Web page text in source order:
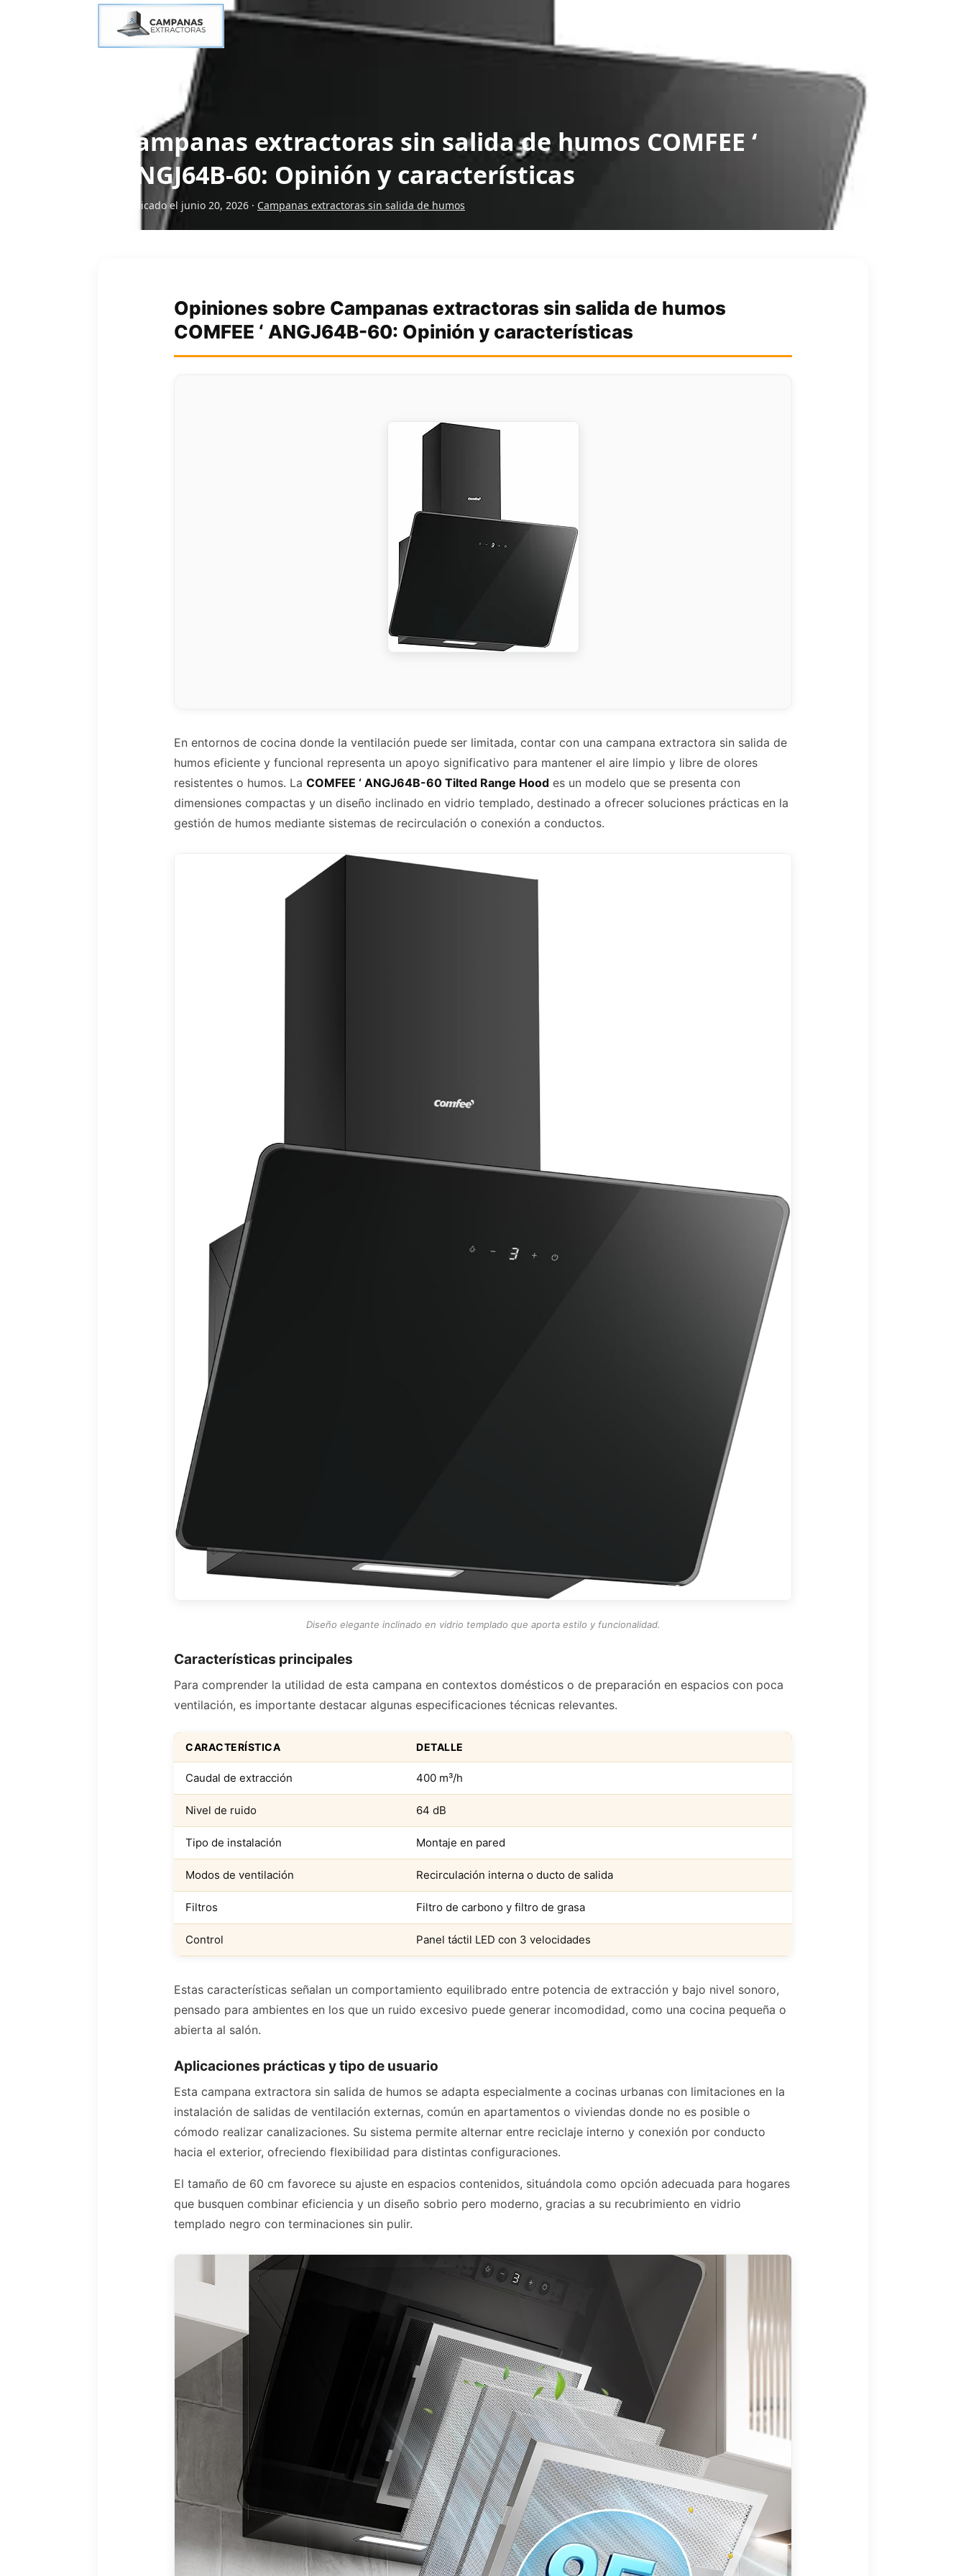
Campanas extractoras sin salida de humos COMFEE ‘
ANGJ64B-60: Opinión y características
Publicado el junio 20, 2026 · Campanas extractoras sin salida de humos
Opiniones sobre Campanas extractoras sin salida de humos
COMFEE ‘ ANGJ64B-60: Opinión y características
En entornos de cocina donde la ventilación puede ser limitada, contar con una campana extractora sin salida de
humos eficiente y funcional representa un apoyo significativo para mantener el aire limpio y libre de olores
resistentes o humos. La COMFEE ‘ ANGJ64B-60 Tilted Range Hood es un modelo que se presenta con
dimensiones compactas y un diseño inclinado en vidrio templado, destinado a ofrecer soluciones prácticas en la
gestión de humos mediante sistemas de recirculación o conexión a conductos.
Diseño elegante inclinado en vidrio templado que aporta estilo y funcionalidad.
Características principales
Para comprender la utilidad de esta campana en contextos domésticos o de preparación en espacios con poca
ventilación, es importante destacar algunas especificaciones técnicas relevantes.
CARACTERÍSTICA DETALLE
Caudal de extracción 400 m³/h
Nivel de ruido 64 dB
Tipo de instalación Montaje en pared
Modos de ventilación Recirculación interna o ducto de salida
Filtros Filtro de carbono y filtro de grasa
Control Panel táctil LED con 3 velocidades
Estas características señalan un comportamiento equilibrado entre potencia de extracción y bajo nivel sonoro,
pensado para ambientes en los que un ruido excesivo puede generar incomodidad, como una cocina pequeña o
abierta al salón.
Aplicaciones prácticas y tipo de usuario
Esta campana extractora sin salida de humos se adapta especialmente a cocinas urbanas con limitaciones en la
instalación de salidas de ventilación externas, común en apartamentos o viviendas donde no es posible o
cómodo realizar canalizaciones. Su sistema permite alternar entre reciclaje interno y conexión por conducto
hacia el exterior, ofreciendo flexibilidad para distintas configuraciones.
El tamaño de 60 cm favorece su ajuste en espacios contenidos, situándola como opción adecuada para hogares
que busquen combinar eficiencia y un diseño sobrio pero moderno, gracias a su recubrimiento en vidrio
templado negro con terminaciones sin pulir.